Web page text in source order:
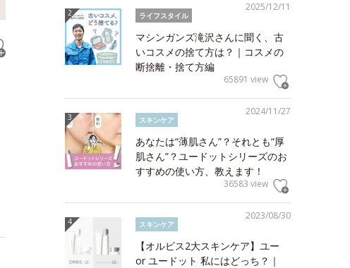
2025/12/11
ライフスタイル
マシンガンズ滝沢さんに聞く、古
いコスメの捨て方は？｜コスメの
断捨離・捨て方編
65891 view
2024/11/27
スキンケア
あなたは“薄肌さん”？それとも“厚
肌さん”？ユードットシリーズのお
すすめの使い方、教えます！
36583 view
2023/08/30
スキンケア
【オルビス2大スキンケア】ユー
or ユードット 私にはどっち？｜